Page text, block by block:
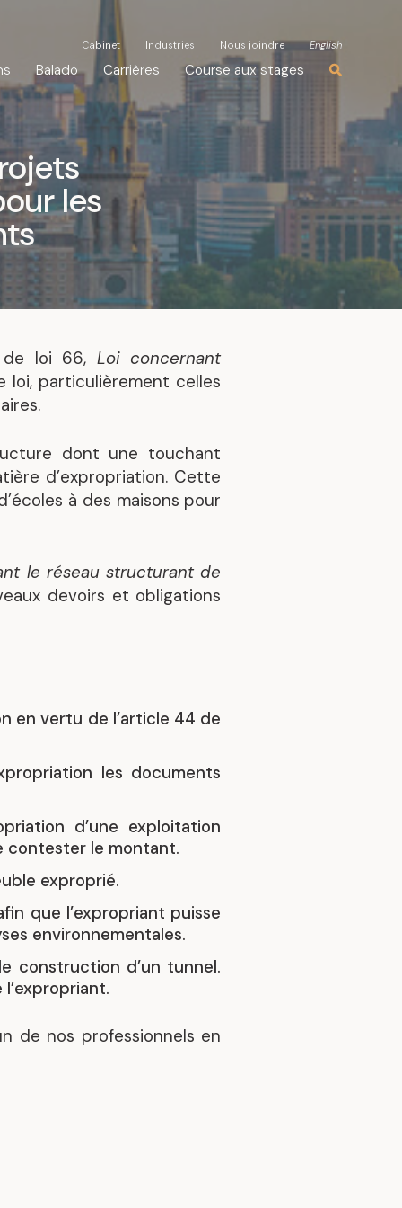
Cabinet Industries Nous joindre English
Balado Carrières Course aux stages
Cabinet Industries Nous joindre English
Balado Carrières Course aux stages
les
loi 66, Loi concernant
loi, particulièrement celles
dont une touchant
d’expropriation. Cette
à des maisons pour
le réseau structurant de
devoirs et obligations
en vertu de l’article 44 de
les documents
d’une exploitation
contester le montant.
exproprié.
que l’expropriant puisse
environnementales.
construction d’un tunnel.
de nos professionnels en